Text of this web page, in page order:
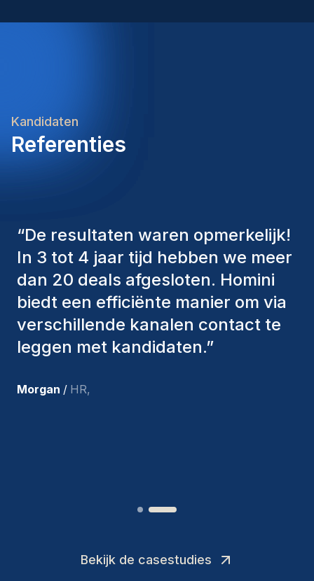
Kandidaten
Referenties
“De consultants van Homini
hebben altijd verschillende
factoren in overweging genomen
om ons de juiste kandidaten aan te
bieden. De mensen die we hebben
aangenomen, zijn nog steeds bij
tevreden met de recente
Bekijk de casestudies